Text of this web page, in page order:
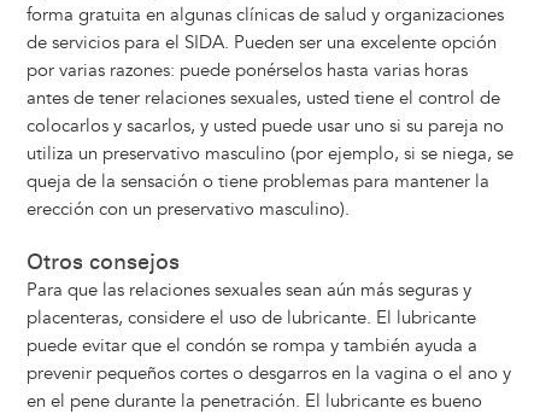
forma gratuita en algunas clínicas de salud y organizaciones
de servicios para el SIDA. Pueden ser una excelente opción
por varias razones: puede ponérselos hasta varias horas
antes de tener relaciones sexuales, usted tiene el control de
colocarlos y sacarlos, y usted puede usar uno si su pareja no
utiliza un preservativo masculino (por ejemplo, si se niega, se
queja de la sensación o tiene problemas para mantener la
erección con un preservativo masculino).
Otros consejos
Para que las relaciones sexuales sean aún más seguras y
placenteras, considere el uso de lubricante. El lubricante
puede evitar que el condón se rompa y también ayuda a
prevenir pequeños cortes o desgarros en la vagina o el ano y
en el pene durante la penetración. El lubricante es bueno